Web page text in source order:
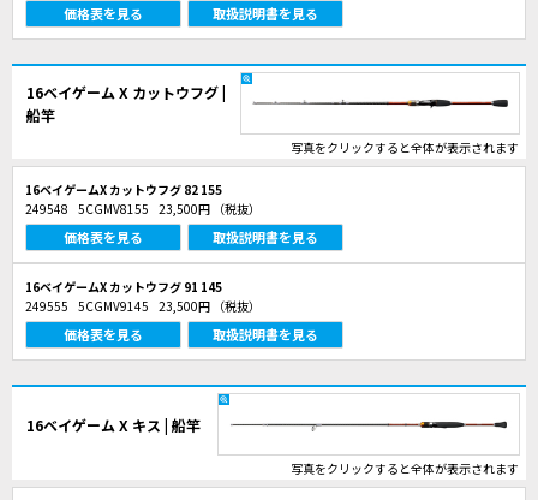
価格表を見る 取扱説明書を見る
16ベイゲーム X カットウフグ |
船竿
写真をクリックすると全体が表示されます
16ベイゲームX カットウフグ 82 155
249548 5CGMV8155 23,500円 （税抜）
価格表を見る 取扱説明書を見る
16ベイゲームX カットウフグ 91 145
249555 5CGMV9145 23,500円 （税抜）
価格表を見る 取扱説明書を見る
16ベイゲーム X キス | 船竿
写真をクリックすると全体が表示されます